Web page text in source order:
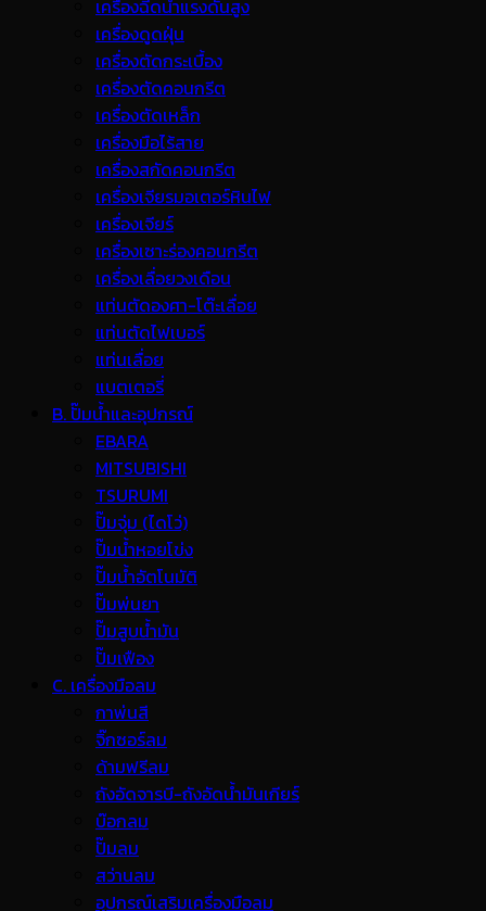
เครื่องฉีดน้ำแรงดันสูง
เครื่องดูดฝุ่น
เครื่องตัดกระเบื้อง
เครื่องตัดคอนกรีต
เครื่องตัดเหล็ก
เครื่องมือไร้สาย
เครื่องสกัดคอนกรีต
เครื่องเจียรมอเตอร์หินไฟ
เครื่องเจียร์
เครื่องเซาะร่องคอนกรีต
เครื่องเลื่อยวงเดือน
แท่นตัดองศา-โต๊ะเลื่อย
แท่นตัดไฟเบอร์
แท่นเลื่อย
แบตเตอรี่
B. ปั๊มน้ำและอุปกรณ์
EBARA
MITSUBISHI
TSURUMI
ปั๊มจุ่ม (ไดโว่)
ปั๊มน้ำหอยโข่ง
ปั๊มน้ำอัตโนมัติ
ปั๊มพ่นยา
ปั๊มสูบน้ำมัน
ปั๊มเฟือง
C. เครื่องมือลม
กาพ่นสี
จิ๊กซอร์ลม
ด้ามฟรีลม
ถังอัดจารบี-ถังอัดน้ำมันเกียร์
บ๊อกลม
ปั๊มลม
สว่านลม
อุปกรณ์เสริมเครื่องมือลม